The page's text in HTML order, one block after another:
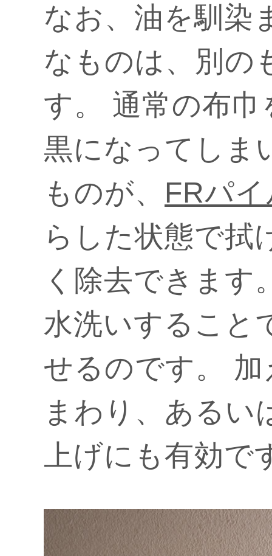
なお、油を馴染
なものは、別の
す。 通常の布
黒になってしま
ものが、 FRパ
らした状態で拭
く除去できます
水洗いすること
せるのです。
まわり、あるい
上げにも有効で